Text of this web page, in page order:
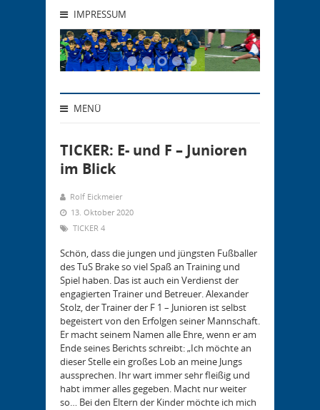
IMPRESSUM
MENÜ
TICKER: E- und F – Junioren
im Blick
Rolf Eickmeier
13. Oktober 2020
TICKER 4
Schön, dass die jungen und jüngsten Fußballer
des TuS Brake so viel Spaß an Training und
Spiel haben. Das ist auch ein Verdienst der
engagierten Trainer und Betreuer. Alexander
Stolz, der Trainer der F 1 – Junioren ist selbst
begeistert von den Erfolgen seiner Mannschaft.
Er macht seinem Namen alle Ehre, wenn er am
Ende seines Berichts schreibt: „Ich möchte an
dieser Stelle ein großes Lob an meine Jungs
aussprechen. Ihr wart immer sehr fleißig und
habt immer alles gegeben. Macht nur weiter
so… Bei den Eltern der Kinder möchte ich mich